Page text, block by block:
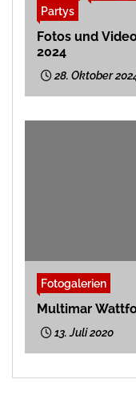
Partys
Fotos und
2024
28. Oktober
Fotogalerien
Multimar
13. Juli 2020